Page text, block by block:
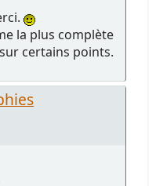
la plus complète
certains points.